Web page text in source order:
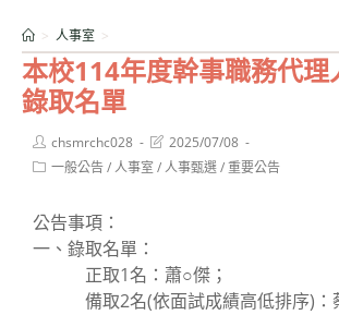
本校114年度幹事職務代理
錄取名單
> 人事室 >
Post
author:
chsmrchc028
Post
last
modified:
2025/07/08
Post一般公告/人事室 /人事甄選/重要公告
公告事項：
一、錄取名單：
正取1名：蕭○傑；
備取2名(依面試成績高低排序)：